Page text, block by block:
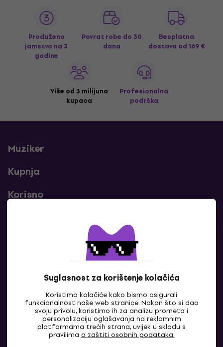
Suglasnost za korištenje kolačića
Koristimo kolačiće kako bismo osigurali
funkcionalnost naše web stranice. Nakon što si dao
svoju privolu, koristimo ih za analizu prometa i
personalizaciju oglašavanja na reklamnim
platformama trećih strana, uvijek u skladu s
pravilima o zaštiti osobnih podataka.
Produženo
jamstvo na 3
godine
Povrat robe do 30
dana
Besplatna
dostava od 169 €
Više od 3 milijuna
kupaca
Profesionalna
podrška
Muziker
Kupnja
Korisno
Kontakti
Javi nam se